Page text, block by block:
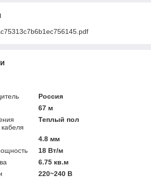
Россия
67 м
кабеля
Теплый пол
4.8 мм
18 Вт/м
6.75 кв.м
220~240 В